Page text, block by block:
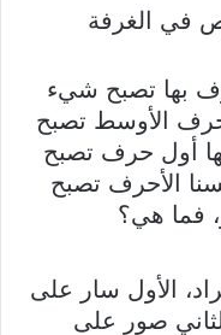
في الغرفة
بها تصبح شيء
الأوسط تصبح
أول حرف تصبح
الأحرف تصبح
فما هي؟
الأول سار على
صور على